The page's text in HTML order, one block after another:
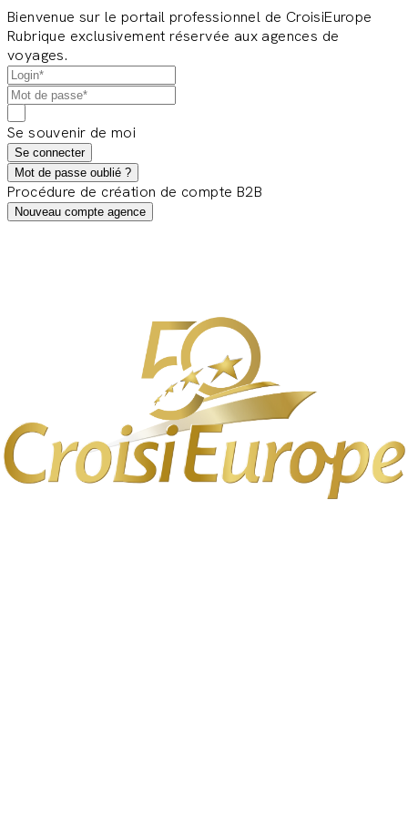
Bienvenue sur le portail professionnel de CroisiEurope
Rubrique exclusivement réservée aux agences de
voyages.
Se souvenir de moi
Se connecter
Mot de passe oublié ?
Procédure de création de compte B2B
Nouveau compte agence